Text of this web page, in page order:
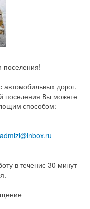
поселения!
дорог,
поселения Вы можете
способом:
admizl@inbox.ru
в течение 30 минут